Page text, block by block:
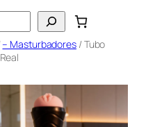
– Masturbadores / Tubo